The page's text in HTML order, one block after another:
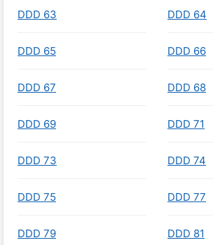
DDD 63 DDD 64
DDD 65 DDD 66
DDD 67 DDD 68
DDD 69 DDD 71
DDD 73 DDD 74
DDD 75 DDD 77
DDD 79 DDD 81